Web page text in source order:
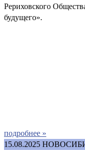
Рериховского
будущего».
подробнее »
15.08.2025